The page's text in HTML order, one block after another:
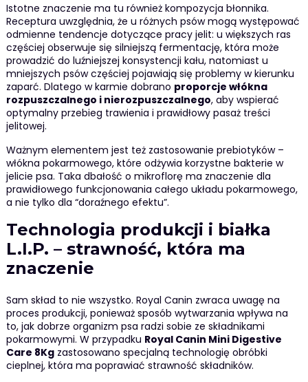
Istotne znaczenie ma tu również kompozycja błonnika.
Receptura uwzględnia, że u różnych psów mogą występować
odmienne tendencje dotyczące pracy jelit: u większych ras
częściej obserwuje się silniejszą fermentację, która może
prowadzić do luźniejszej konsystencji kału, natomiast u
mniejszych psów częściej pojawiają się problemy w kierunku
zaparć. Dlatego w karmie dobrano proporcje włókna
rozpuszczalnego i nierozpuszczalnego, aby wspierać
optymalny przebieg trawienia i prawidłowy pasaż treści
jelitowej.
Ważnym elementem jest też zastosowanie prebiotyków –
włókna pokarmowego, które odżywia korzystne bakterie w
jelicie psa. Taka dbałość o mikroflorę ma znaczenie dla
prawidłowego funkcjonowania całego układu pokarmowego,
a nie tylko dla “doraźnego efektu”.
Technologia produkcji i białka
L.I.P. – strawność, która ma
znaczenie
Sam skład to nie wszystko. Royal Canin zwraca uwagę na
proces produkcji, ponieważ sposób wytwarzania wpływa na
to, jak dobrze organizm psa radzi sobie ze składnikami
pokarmowymi. W przypadku Royal Canin Mini Digestive
Care 8Kgzastosowano specjalną technologię obróbki
cieplnej, która ma poprawiać strawność składników.